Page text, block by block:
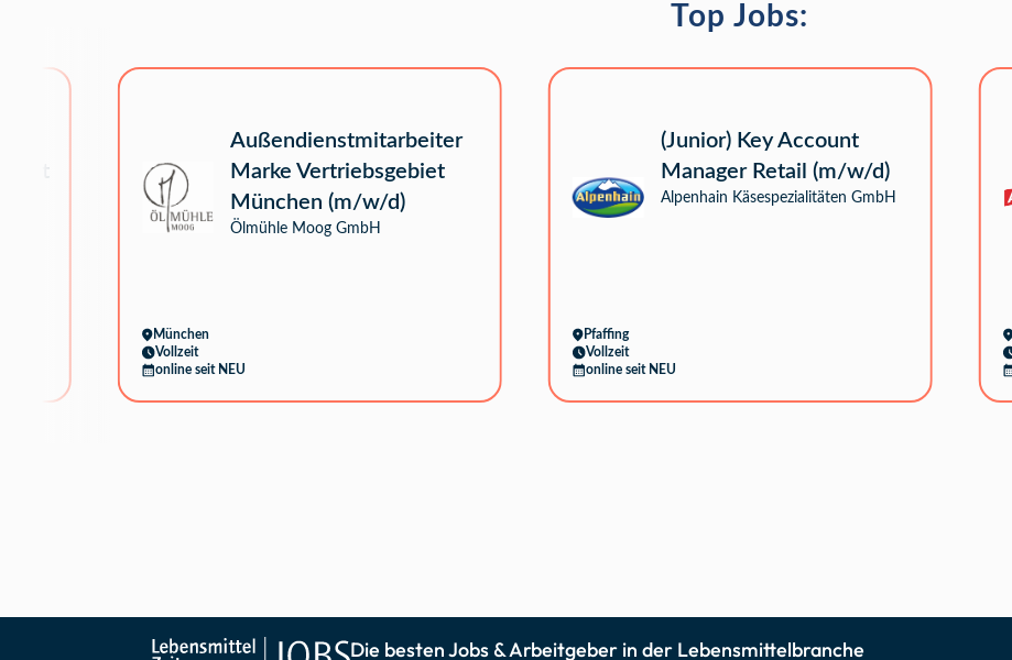
Top Jobs:
Außendienstmitarbeiter
Marke Vertriebsgebiet
München (m/w/d)
Ölmühle Moog GmbH
München
Vollzeit
online seit NEU
(Junior) Key Account
Manager Retail (m/w/d)
Alpenhain Käsespezialitäten GmbH
Pfaffing
Vollzeit
online seit NEU
Die besten Jobs & Arbeitgeber in der Lebensmittelbranche